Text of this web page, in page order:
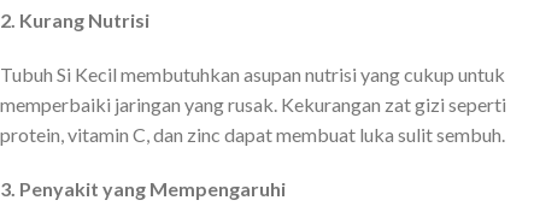
2. Kurang Nutrisi
Tubuh Si Kecil membutuhkan asupan nutrisi yang cukup untuk
memperbaiki jaringan yang rusak. Kekurangan zat gizi seperti
protein, vitamin C, dan zinc dapat membuat luka sulit sembuh.
3. Penyakit yang Mempengaruhi